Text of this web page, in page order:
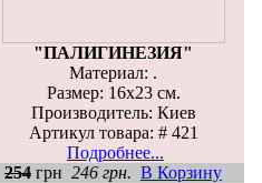
"ПАЛИГИНЕЗИЯ"
Материал: .
Размер: 16х23 см.
Производитель: Киев
Артикул товара: # 421
Подробнее...
254 грн 246 грн. В Корзину